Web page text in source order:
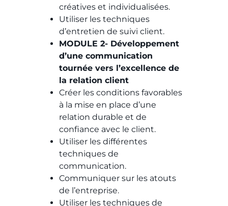
créatives et individualisées.
Utiliser les techniques
d’entretien de suivi client.
MODULE 2- Développement
d’une communication
tournée vers l’excellence de
la relation client
Créer les conditions favorables
à la mise en place d’une
relation durable et de
confiance avec le client.
Utiliser les différentes
techniques de
communication.
Communiquer sur les atouts
de l’entreprise.
Utiliser les techniques de